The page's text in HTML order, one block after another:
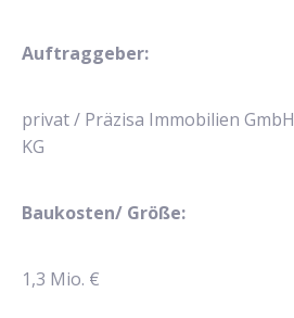
Auftraggeber:
privat / Präzisa Immobilien
KG
Baukosten/ Größe:
1,3 Mio. €